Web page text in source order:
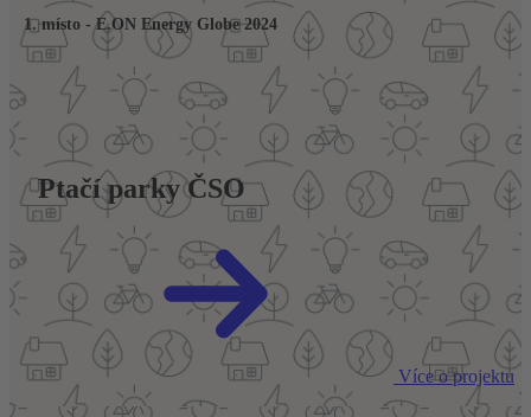
1. místo - E.ON Energy Globe 2024
Ptačí parky ČSO
Více o projektu